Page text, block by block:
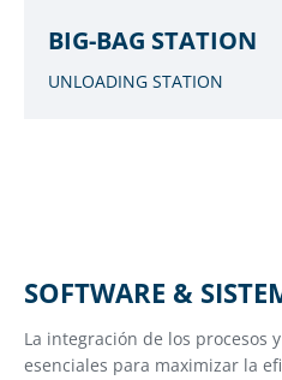
BIG-BAG STATION
UNLOADING STATION
SOFTWARE &
La integración de los procesos
esenciales para maximizar la